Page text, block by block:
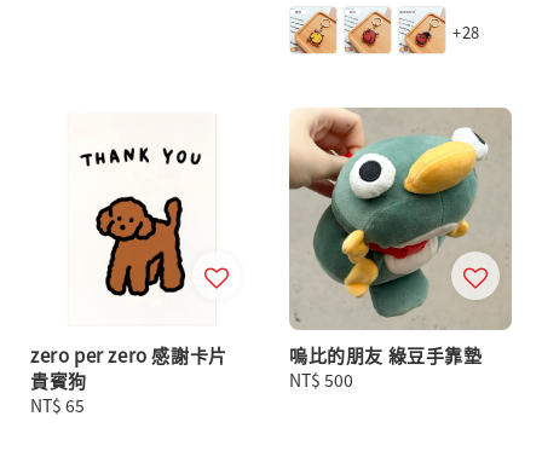
price
+28
zero per zero 感謝卡片
貴賓狗
Regular
NT$ 65
嗚比的朋友 綠豆手靠墊
Regular
NT$ 500